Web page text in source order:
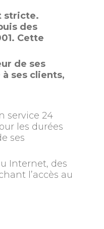
stricte.
des
Cette
de ses
ses clients,
service 24
les durées
ses
Internet, des
l’accès au